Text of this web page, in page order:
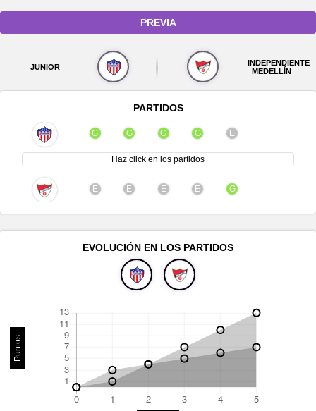
PREVIA
JUNIOR
INDEPENDIENTE
MEDELLÍN
PARTIDOS
G G G G E
Haz click en los partidos
E E E E G
EVOLUCIÓN EN LOS PARTIDOS
Puntos